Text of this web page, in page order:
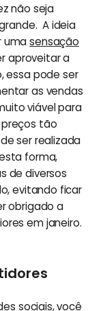
não seja
A ideia
umasensação
aproveitar a
essa pode ser
as vendas
viável para
tão
ser realizada
forma,
de diversos
evitando ficar
obrigado a
em janeiro.
sociais, você